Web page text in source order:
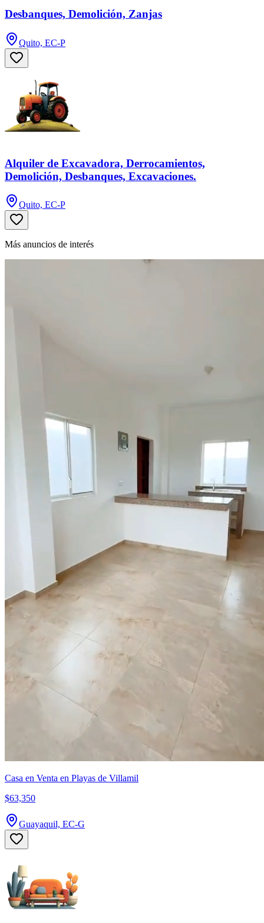
Desbanques, Demolición, Zanjas
Quito, EC-P
Alquiler de Excavadora, Derrocamientos,
Demolición, Desbanques, Excavaciones.
Quito, EC-P
Más anuncios de interés
Casa en Venta en Playas de Villamil
$63,350
Guayaquil, EC-G